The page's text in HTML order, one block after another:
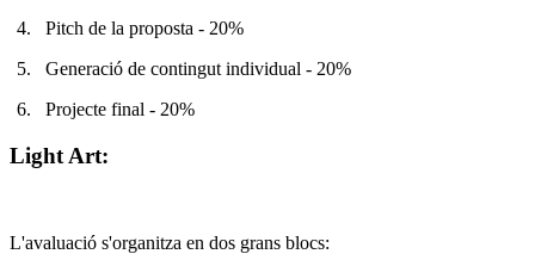
4.
Pitch de la proposta - 20%
5.
Generació de contingut individual - 20%
6.
Projecte final - 20%
Light Art:
L'avaluació s'organitza en dos grans blocs: